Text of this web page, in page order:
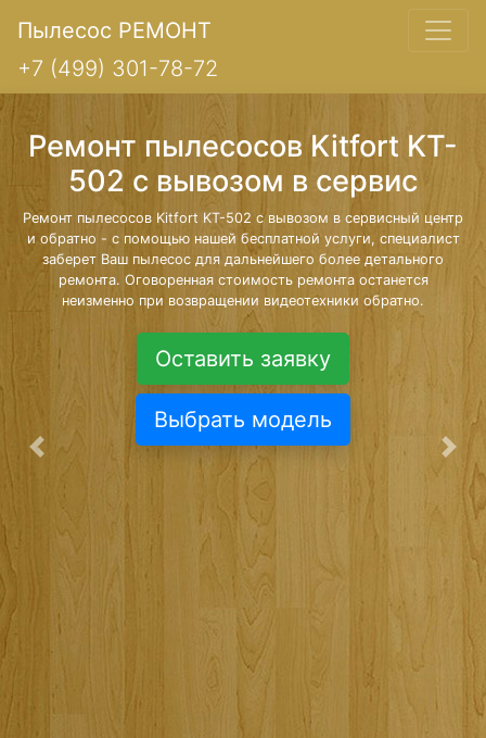
Пылесос РЕМОНТ
+7 (499) 301-78-72
Ремонт пылесосов Kitfort KT-
502 с вывозом в сервис
Ремонт пылесосов Kitfort KT-502 с вывозом в сервисный центр
и обратно - с помощью нашей бесплатной услуги, специалист
заберет Ваш пылесос для дальнейшего более детального
ремонта. Оговоренная стоимость ремонта останется
неизменно при возвращении видеотехники обратно.
Оставить заявку
Выбрать модель
Предыдущая